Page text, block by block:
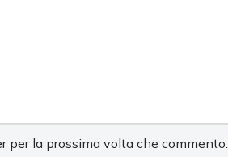
per la prossima volta che commento.